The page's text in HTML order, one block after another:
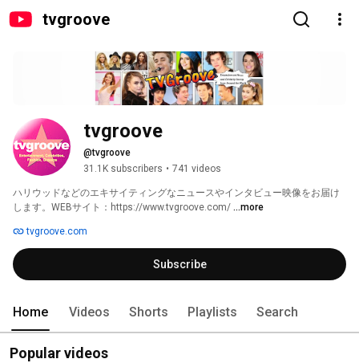
tvgroove
tvgroove
@tvgroove
31.1K subscribers • 741 videos
ハリウッドなどのエキサイティングなニュースやインタビュー映像をお届け
します。WEBサイト：https://www.tvgroove.com/ ...more
tvgroove.com
Subscribe
Home Videos Shorts Playlists Search
Popular videos